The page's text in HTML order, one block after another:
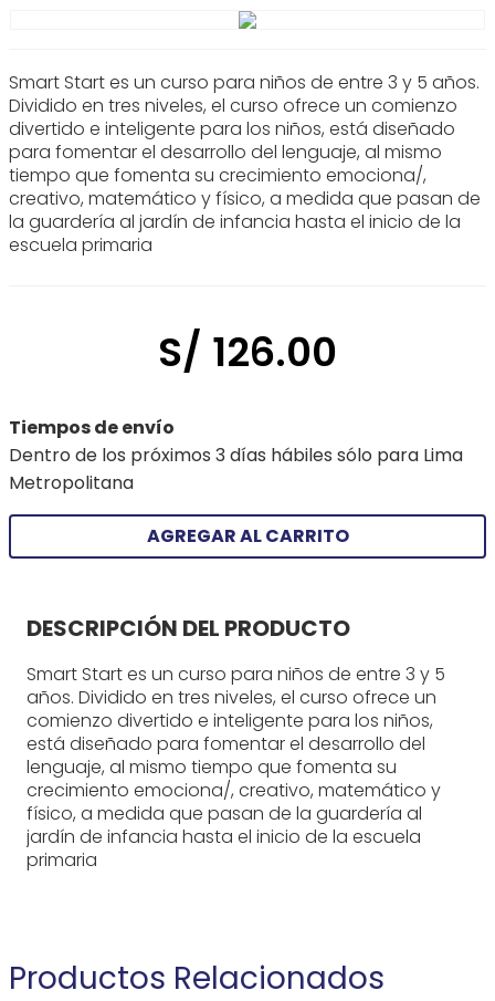
Smart Start es un curso para niños de entre 3 y 5 años.
Dividido en tres niveles, el curso ofrece un comienzo
divertido e inteligente para los niños, está diseñado
para fomentar el desarrollo del lenguaje, al mismo
tiempo que fomenta su crecimiento emociona/,
creativo, matemático y físico, a medida que pasan de
la guardería al jardín de infancia hasta el inicio de la
escuela primaria
S/ 126.00
Tiempos de envío
Dentro de los próximos 3 días hábiles sólo para Lima
Metropolitana
AGREGAR AL CARRITO
DESCRIPCIÓN DEL PRODUCTO
Smart Start es un curso para niños de entre 3 y 5
años. Dividido en tres niveles, el curso ofrece un
comienzo divertido e inteligente para los niños,
está diseñado para fomentar el desarrollo del
lenguaje, al mismo tiempo que fomenta su
crecimiento emociona/, creativo, matemático y
físico, a medida que pasan de la guardería al
jardín de infancia hasta el inicio de la escuela
primaria
Productos Relacionados